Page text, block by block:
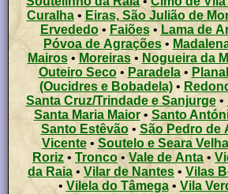
Curalha• Eiras, São Julião de
Ervededo• Faiões•Lama de
Póvoa de Agrações•
Mairos• Moreiras• Nogueira da
Outeiro Seco• Paradela•
(Oucidres e Bobadela)•
Santa Cruz/Trindade e Sanjurge•
Santa Maria Maior• Santo
Santo Estêvão• São Pedro de
Vicente• Soutelo e Seara Velha
Roriz • Tronco •Vale de Anta •
da Raia • Vilar de Nantes • Vilas
• Vilela do Tâmega• Vila